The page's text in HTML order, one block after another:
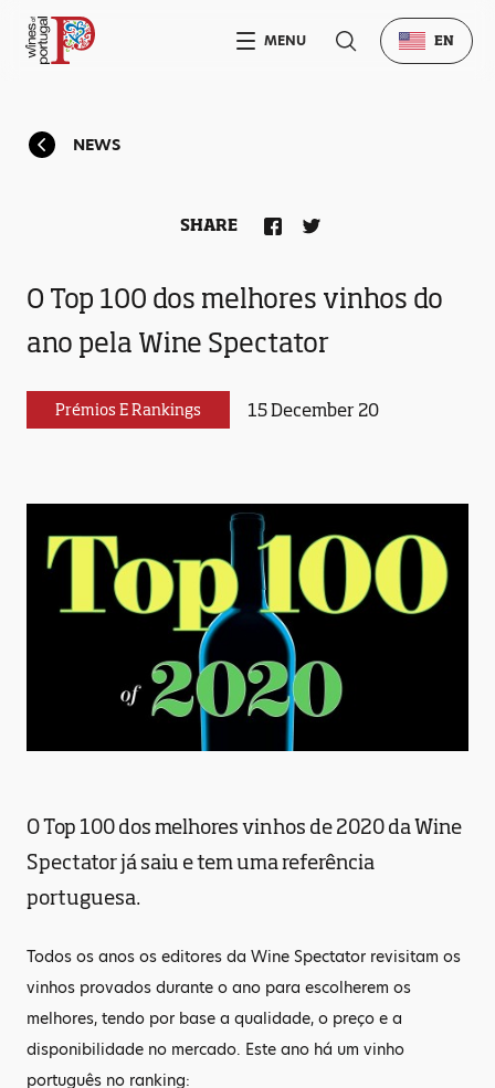
NEWS
O Top 100 dos melhores vinhos do
ano pela Wine Spectator
Prémios E Rankings 15 December 20
SHARE
O Top 100 dos melhores vinhos de 2020 da Wine
Spectator já saiu e tem uma referência
portuguesa.
Todos os anos os editores da Wine Spectator revisitam os
vinhos provados durante o ano para escolherem os
melhores, tendo por base a qualidade, o preço e a
disponibilidade no mercado. Este ano há um vinho
português no ranking:
MENU EN